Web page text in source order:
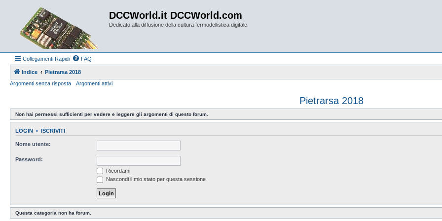
DCCWorld.it DCCWorld.com
Dedicato alla diffusione della cultura fermodellistica digitale.
Collegamenti Rapidi FAQ
Indice
Pietrarsa 2018
Argomenti senza risposta
Argomenti attivi
Pietrarsa 2018
Non hai permessi sufficienti per vedere e leggere gli argomenti di questo forum.
LOGIN • ISCRIVITI
Nome utente:
Password:
Ricordami
Nascondi il mio stato per questa sessione
Questa categoria non ha forum.